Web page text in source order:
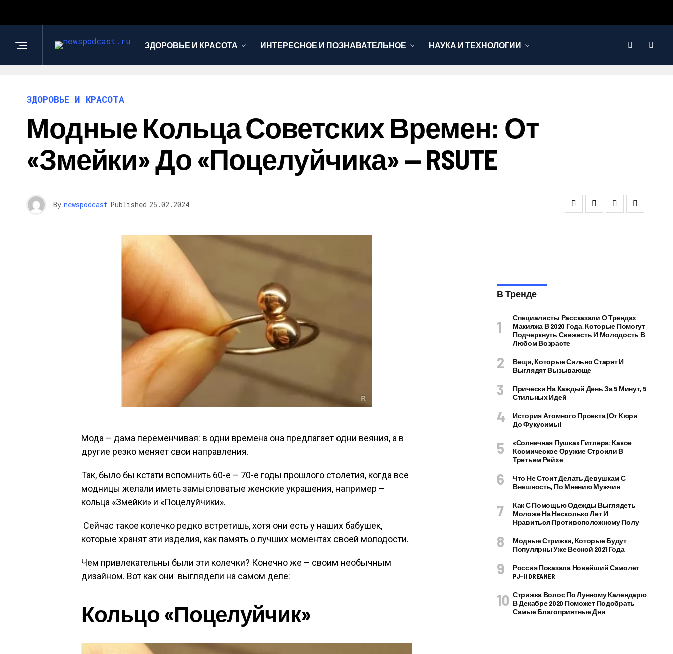
ЗДОРОВЬЕ И КРАСОТА ИНТЕРЕСНОЕ И ПОЗНАВАТЕЛЬНОЕ НАУКА И ТЕХНОЛОГИИ
ЗДОРОВЬЕ И КРАСОТА
Модные Кольца Советских Времен: От
«Змейки» До «Поцелуйчика» — RSUTE
By newspodcast Published 25.02.2024
Мода – дама переменчивая: в одни времена она предлагает одни веяния, а в
другие резко меняет свои направления.
Так, было бы кстати вспомнить 60-е – 70-е годы прошлого столетия, когда все
модницы желали иметь замысловатые женские украшения, например –
кольца «Змейки» и «Поцелуйчики».
Сейчас такое колечко редко встретишь, хотя они есть у наших бабушек,
которые хранят эти изделия, как память о лучших моментах своей молодости.
Чем привлекательны были эти колечки? Конечно же – своим необычным
дизайном. Вот как они выглядели на самом деле:
Кольцо «Поцелуйчик»
В Тренде
Специалисты Рассказали О Трендах
Макияжа В 2020 Года, Которые Помогут
Подчеркнуть Свежесть И Молодость В
Любом Возрасте
Вещи, Которые Сильно Старят И
Выглядят Вызывающе
Прически На Каждый День За 5 Минут, 5
Стильных Идей
История Атомного Проекта (от Кюри
До Фукусимы)
«Солнечная Пушка» Гитлера: Какое
Космическое Оружие Строили В
Третьем Рейхе
Что Не Стоит Делать Девушкам С
Внешность, По Мнению Мужчин
Как С Помощью Одежды Выглядеть
Моложе На Несколько Лет И
Нравиться Противоположному Полу
Модные Стрижки, Которые Будут
Популярны Уже Весной 2021 Года
Россия Показала Новейший Самолет
PJ–II DREAMER
Стрижка Волос По Лунному Календарю
В Декабре 2020 Поможет Подобрать
Самые Благоприятные Дни